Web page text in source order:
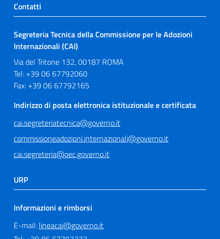
Contatti
Segreteria Tecnica della Commissione per le Adozioni
Internazionali (CAI)
Via del Tritone 132, 00187 ROMA
Tel: +39 06 67792060
Fax: +39 06 67792165
Indirizzo di posta elettronica istituzionale e certificata
cai.segreteriatecnica@governo.it
commissioneadozioni.internazionali@governo.it
cai.segreteria@pec.governo.it
URP
Informazioni e rimborsi
E-mail: lineacai@governo.it